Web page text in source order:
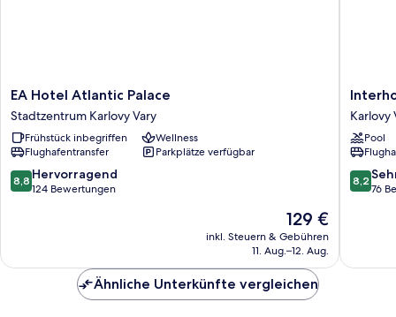
EA
Hotel
Atlantic
Palace
Stadtzentrum
Karlovy
Vary
EA Hotel Atlantic Palace
Stadtzentrum Karlovy Vary
Frühstück inbegriffen
Wellness
Flughafentransfer
Parkplätze verfügbar
8.8
von
8,8 Hervorragend
124 Bewertungen
Der
Preis
beträgt
129 €
inkl. Steuern & Gebühren
11. Aug.–12. Aug.
Central
Karlovy
Vary
Karlovy
Pool
8.2
von
8,2
76
Ähnliche Unterkünfte vergleichen